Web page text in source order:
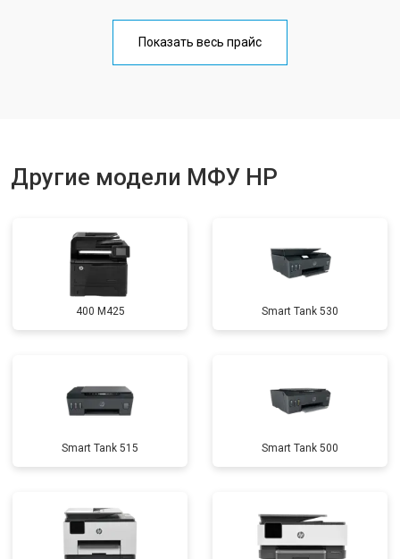
Замена блока питания от 2500 ₽
Показать весь прайс
Другие модели МФУ HP
400 M425 Smart Tank 530
Smart Tank 515 Smart Tank 500